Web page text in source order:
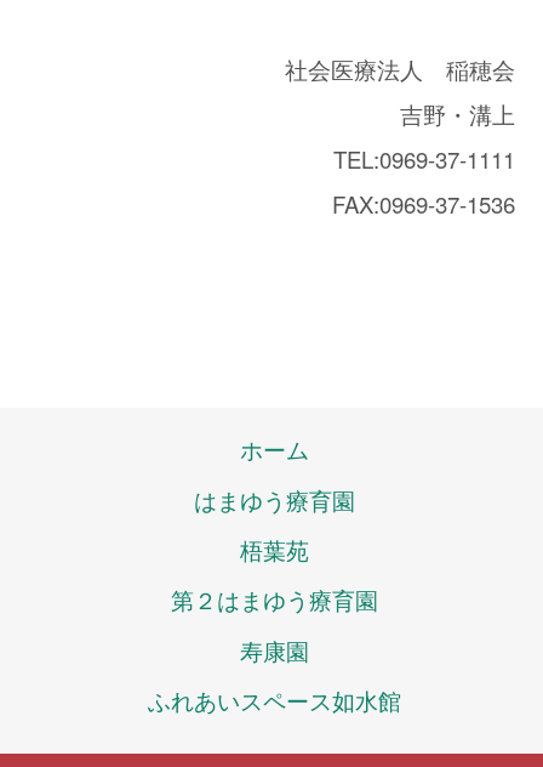
社会医療法人 稲穂会
吉野・溝上
TEL:0969-37-1111
FAX:0969-37-1536
ホーム
はまゆう療育園
梧葉苑
第２はまゆう療育園
寿康園
ふれあいスペース如水館